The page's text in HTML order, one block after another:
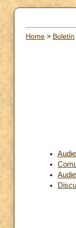
Home > Boletín